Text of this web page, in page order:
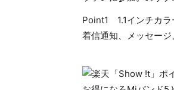
Point1 1.1インチカラ
着信通知、メッセー